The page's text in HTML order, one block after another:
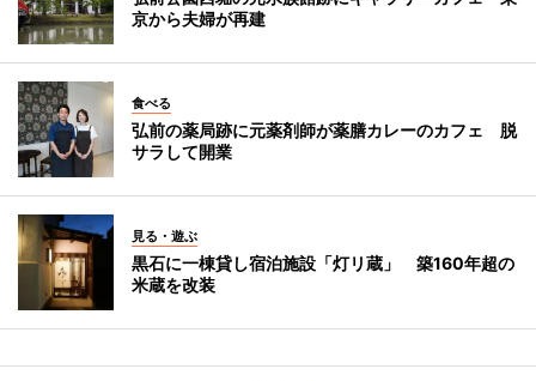
京から夫婦が再建
食べる
弘前の薬局跡に元薬剤師が薬膳カレーのカフェ 脱
サラして開業
見る・遊ぶ
黒石に一棟貸し宿泊施設「灯リ蔵」 築160年超の
米蔵を改装